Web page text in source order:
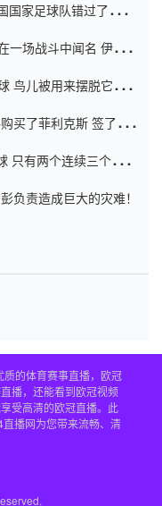
家足球队错过了世界
一场战斗中闻名 伊万放
鸟儿被用来摆脱它
买了菲利克斯 签了7年
只有两个连续三个连续
负责造成巨大的灾难！
的体育赛事直播，欧冠
播，还能看到欧冠视频
受高清的欧冠直播。此
播网为您带来流畅、清